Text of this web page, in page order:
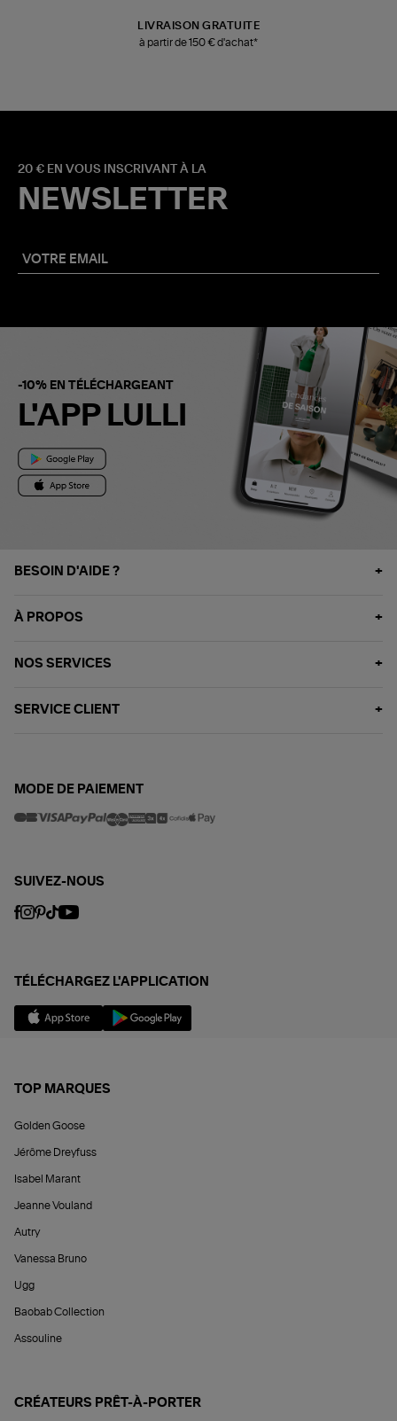
LIVRAISON GRATUITE
à partir de 150 € d'achat*
20 € EN VOUS INSCRIVANT À LA
NEWSLETTER
-10% EN TÉLÉCHARGEANT
L'APP LULLI
BESOIN D'AIDE ?
À PROPOS
NOS SERVICES
SERVICE CLIENT
MODE DE PAIEMENT
SUIVEZ-NOUS
TÉLÉCHARGEZ L'APPLICATION
TOP MARQUES
Golden Goose
Jérôme Dreyfuss
Isabel Marant
Jeanne Vouland
Autry
Vanessa Bruno
Ugg
Baobab Collection
Assouline
CRÉATEURS PRÊT-À-PORTER